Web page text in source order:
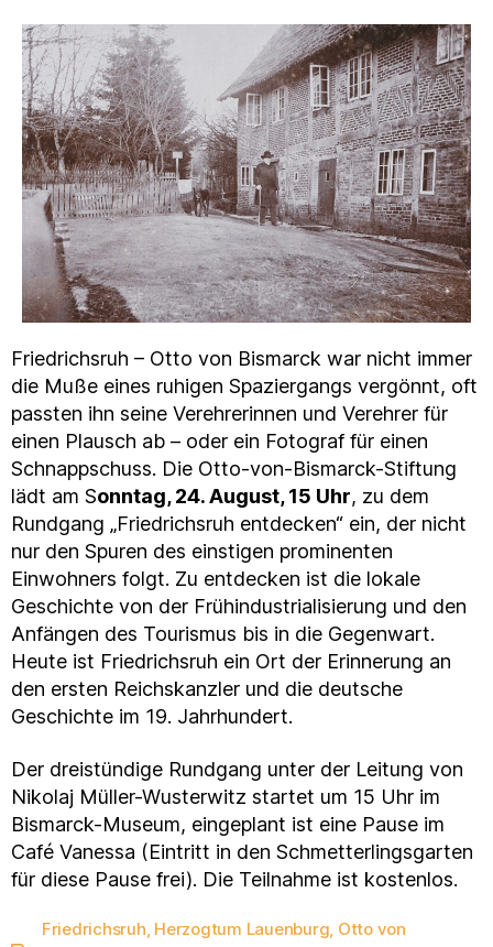
Friedrichsruh – Otto von Bismarck war nicht immer
die Muße eines ruhigen Spaziergangs vergönnt, oft
passten ihn seine Verehrerinnen und Verehrer für
einen Plausch ab – oder ein Fotograf für einen
Schnappschuss. Die Otto-von-Bismarck-Stiftung
lädt am Sonntag, 24. August, 15 Uhr, zu dem
Rundgang „Friedrichsruh entdecken“ ein, der nicht
nur den Spuren des einstigen prominenten
Einwohners folgt. Zu entdecken ist die lokale
Geschichte von der Frühindustrialisierung und den
Anfängen des Tourismus bis in die Gegenwart.
Heute ist Friedrichsruh ein Ort der Erinnerung an
den ersten Reichskanzler und die deutsche
Geschichte im 19. Jahrhundert.
Der dreistündige Rundgang unter der Leitung von
Nikolaj Müller-Wusterwitz startet um 15 Uhr im
Bismarck-Museum, eingeplant ist eine Pause im
Café Vanessa (Eintritt in den Schmetterlingsgarten
für diese Pause frei). Die Teilnahme ist kostenlos.
Friedrichsruh, Herzogtum Lauenburg, Otto von